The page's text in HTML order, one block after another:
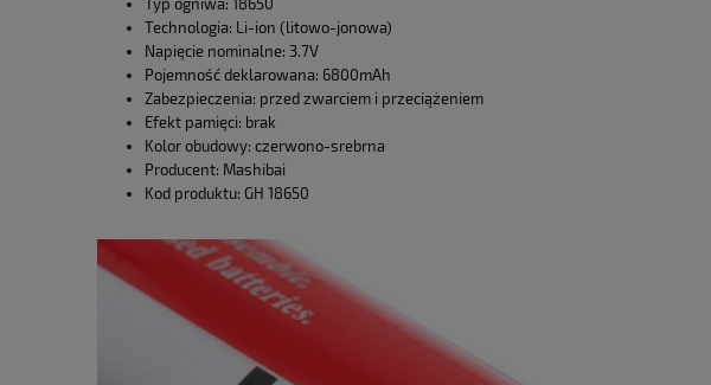
Typ ogniwa: 18650
Technologia: Li-ion (litowo-jonowa)
Napięcie nominalne: 3.7V
Pojemność deklarowana: 6800mAh
Zabezpieczenia: przed zwarciem i przeciążeniem
Efekt pamięci: brak
Kolor obudowy: czerwono-srebrna
Producent: Mashibai
Kod produktu: GH 18650